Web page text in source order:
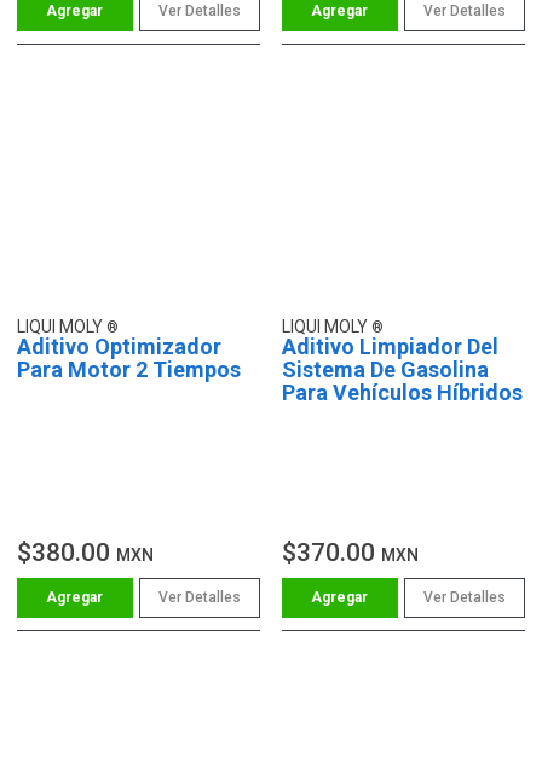
Ver Detalles Ver Detalles
LIQUI MOLY
Aditivo Optimizador
Para Motor 2 Tiempos
$380.00 MXN
Ver Detalles
LIQUI MOLY
Aditivo Limpiador Del
Sistema De Gasolina
Para Vehículos Híbridos
$370.00 MXN
Ver Detalles